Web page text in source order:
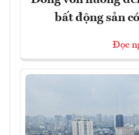
bất động sản
Đọc